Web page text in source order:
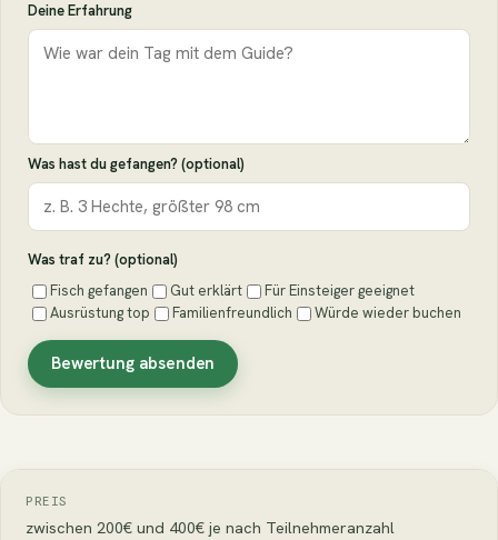
Deine Erfahrung
Was hast du gefangen? (optional)
Was traf zu? (optional)
Fisch gefangen
Gut erklärt
Für Einsteiger geeignet
Ausrüstung top
Familienfreundlich Würde wieder buchen
Bewertung absenden
PREIS
zwischen 200€ und 400€ je nach Teilnehmeranzahl